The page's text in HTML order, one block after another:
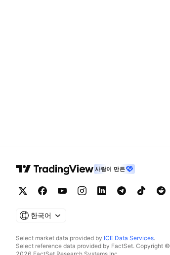
사람이 만든
한국어
Select market data provided by ICE Data Services.
Select reference data provided by FactSet. Copyright ©